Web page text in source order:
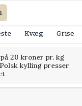
Kvæg Grise
20 kroner pr. kg
kylling presser